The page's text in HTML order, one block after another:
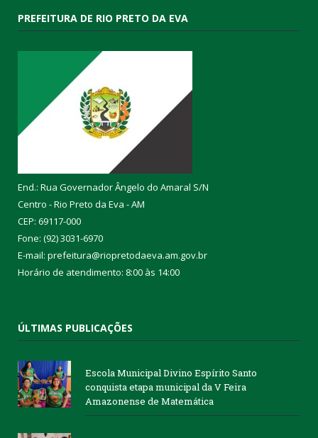
PREFEITURA DE RIO PRETO DA EVA
End.: Rua Governador Ângelo do Amaral S/N
Centro - Rio Preto da Eva - AM
CEP: 69117-000
Fone: (92) 3031-6970
E-mail: prefeitura@riopretodaeva.am.gov.br
Horário de atendimento: 8:00 às 14:00
ÚLTIMAS PUBLICAÇÕES
Escola Municipal Divino Espírito Santo
conquista etapa municipal da V Feira
Amazonense de Matemática